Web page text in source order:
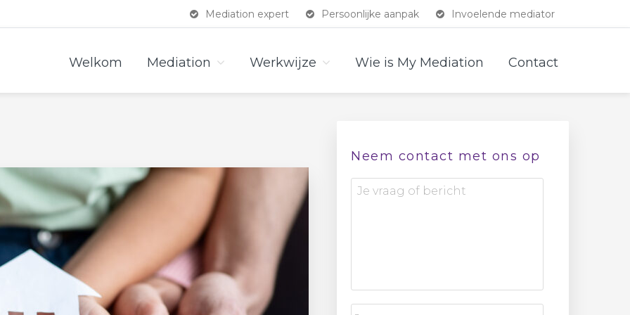
Mediation expert Persoonlijke aanpak Invoelende mediator
Welkom Mediation Werkwijze Wie is My Mediation Contact
Primaire
Sidebar
Neem contact met ons op